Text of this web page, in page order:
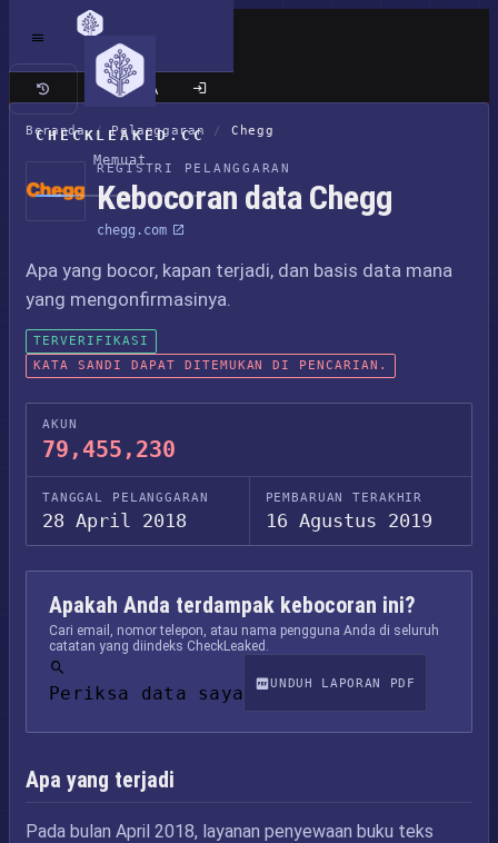
CHECKLEAKED.CC
Memuat
Situs klasik
Beranda / Pelanggaran / Chegg
REGISTRI PELANGGARAN
Kebocoran data Chegg
chegg.com
Apa yang bocor, kapan terjadi, dan basis data mana
yang mengonfirmasinya.
TERVERIFIKASI
KATA SANDI DAPAT DITEMUKAN DI PENCARIAN.
AKUN
79,455,230
TANGGAL PELANGGARAN
28 April 2018
PEMBARUAN TERAKHIR
16 Agustus 2019
Apakah Anda terdampak kebocoran ini?
Cari email, nomor telepon, atau nama pengguna Anda di seluruh
catatan yang diindeks CheckLeaked.
Periksa data saya UNDUH LAPORAN PDF
Apa yang terjadi
Pada bulan April 2018, layanan penyewaan buku teks